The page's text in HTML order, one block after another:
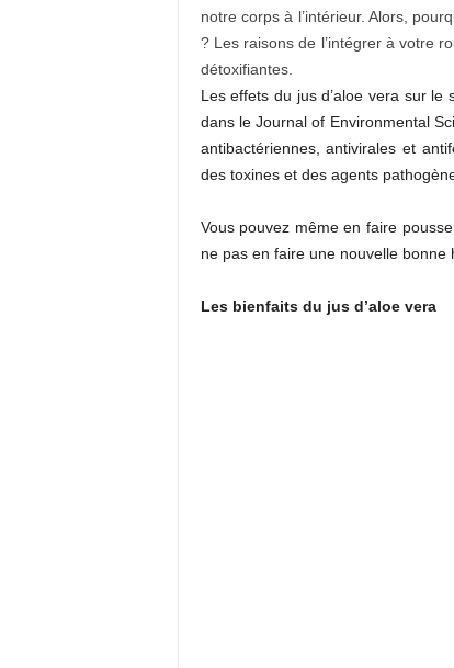
notre corps à l’intérieur. Alors,
? Les raisons de l’intégrer à votre
détoxifiantes.
Les effets du jus d’aloe vera sur
dans le Journal of Environmental
antibactériennes, antivirales et
des toxines et des agents
Vous pouvez même en faire
ne pas en faire une nouvelle bonne
Les bienfaits du jus d’aloe vera